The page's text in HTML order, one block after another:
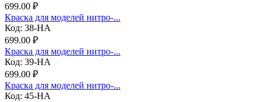
699.00 ₽
Краска для моделей нитро-...
Код: 38-НА
699.00 ₽
Краска для моделей нитро-...
Код: 39-НА
699.00 ₽
Краска для моделей нитро-...
Код: 45-НА